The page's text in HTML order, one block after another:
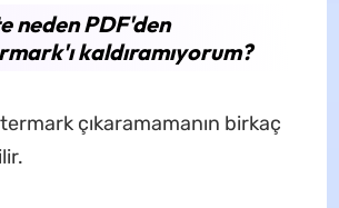
neden PDF'den
kaldıramıyorum?
çıkaramamanın birkaç